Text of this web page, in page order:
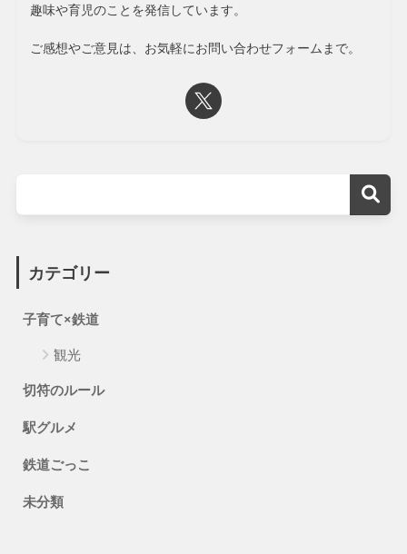
趣味や育児のことを発信しています。
ご感想やご意見は、お気軽にお問い合わせフォームまで。
カテゴリー
子育て×鉄道
観光
切符のルール
駅グルメ
鉄道ごっこ
未分類